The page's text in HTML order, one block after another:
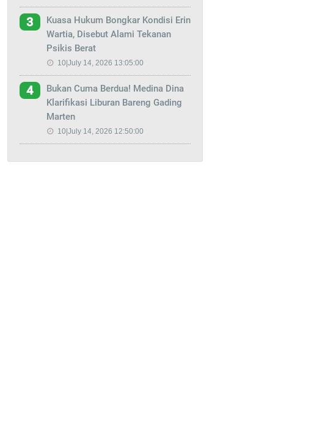
3
Kuasa Hukum Bongkar Kondisi Erin
Wartia, Disebut Alami Tekanan
Psikis Berat
10|July 14, 2026 13:05:00
4
Bukan Cuma Berdua! Medina Dina
Klarifikasi Liburan Bareng Gading
Marten
10|July 14, 2026 12:50:00